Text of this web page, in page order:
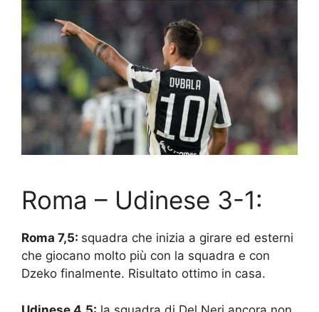
Roma – Udinese 3-1:
Roma 7,5: squadra che inizia a girare ed esterni
che giocano molto più con la squadra e con
Dzeko finalmente. Risultato ottimo in casa.